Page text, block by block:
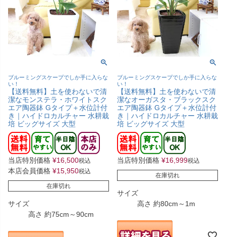
ブルーミングスケープでしか手に入らな
い！
【送料無料】土を使わないで清
潔なモンステラ・ホワイトスク
エア陶器鉢 Gタイプ＋水位計付
き｜ハイドロカルチャー 水耕栽
培 ビッグサイズ 大型
当店特別価格 ¥16,500税込
本店会員価格 ¥15,950税込
在庫切れ
サイズ
高さ 約75cm～90cm
ブルーミングスケープでしか手に入らな
い！
【送料無料】土を使わないで清
潔なオーガスタ・ブラックスク
エア陶器鉢 Gタイプ＋水位計付
き｜ハイドロカルチャー 水耕栽
培 ビッグサイズ 大型
当店特別価格 ¥16,999税込
在庫切れ
サイズ
高さ 約80cm～1m